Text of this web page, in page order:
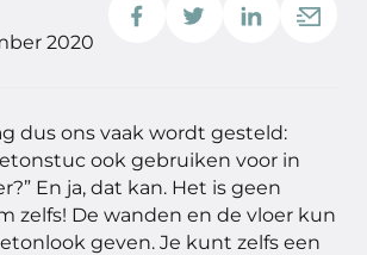
2020
dus ons vaak wordt gesteld:
ook gebruiken voor in
En ja, dat kan. Het is geen
zelfs! De wanden en de vloer kun
geven. Je kunt zelfs een